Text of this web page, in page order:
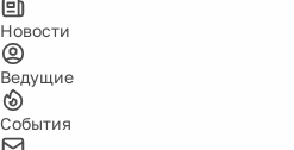
Новости
Ведущие
События